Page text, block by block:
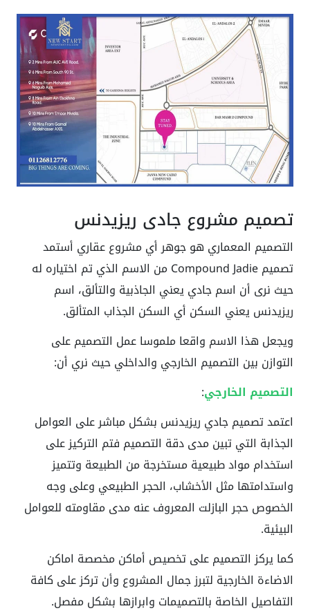
تصميم مشروع جادي ريزيدنس
التصميم المعماري هو جوهر أي مشروع عقاري أستمد
تصميم Compound Jadie من الاسم الذي تم اختياره له
حيث نرى أن اسم جادي يعني الجاذبية والتألق، اسم
ريزيدنس يعني السكن أي السكن الجذاب المتألق.
ويجعل هذا الاسم واقعا ملموسا عمل التصميم على
التوازن بين التصميم الخارجي والداخلي حيث نري أن:
التصميم الخارجي:
اعتمد تصميم جادي ريزيدنس بشكل مباشر على العوامل
الجذابة التي تبين مدى دقة التصميم فتم التركيز على
استخدام مواد طبيعية مستخرجة من الطبيعة وتتميز
واستدامتها مثل الأخشاب، الحجر الطبيعي وعلى وجه
الخصوص حجر البازلت المعروف عنه مدى مقاومته للعوامل
البيئية.
كما يركز التصميم على تخصيص أماكن مخصصة اماكن
الاضاءة الخارجية لتبرز جمال المشروع وأن تركز على كافة
التفاصيل الخاصة بالتصميمات وابرازها بشكل مفصل.